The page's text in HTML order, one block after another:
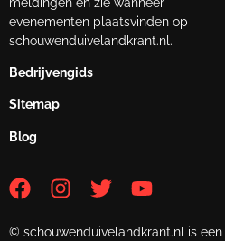
evenementen plaatsvinden op
schouwenduivelandkrant.nl.
Bedrijvengids
Sitemap
Blog
© schouwenduivelandkrant.nl is een